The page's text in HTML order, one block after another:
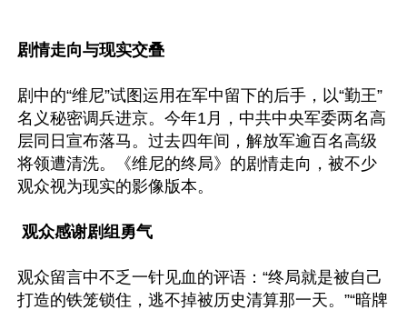
剧情走向与现实交叠
剧中的“维尼”试图运用在军中留下的后手，以“勤王”
名义秘密调兵进京。今年1月，中共中央军委两名高
层同日宣布落马。过去四年间，解放军逾百名高级
将领遭清洗。《维尼的终局》的剧情走向，被不少
观众视为现实的影像版本。
观众感谢剧组勇气
观众留言中不乏一针见血的评语：“终局就是被自己
打造的铁笼锁住，逃不掉被历史清算那一天。”“暗牌